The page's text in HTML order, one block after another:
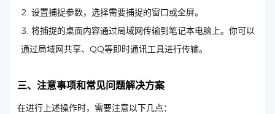
设置捕捉参数，选择需要捕捉的窗口或全屏。
将捕捉的桌面内容通过局域网传输到笔记本电脑上。你可以
通过局域网共享、QQ等即时通讯工具进行传输。
三、注意事项和常见问题解决方案
在进行上述操作时，需要注意以下几点：